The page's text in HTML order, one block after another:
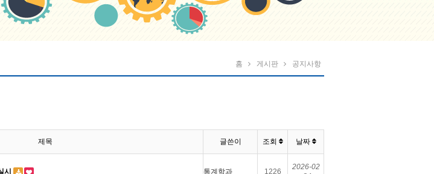
홈 게시판 공지사항
제목 글쓴이 조회 날짜
시 통계학과 1226
2026-02